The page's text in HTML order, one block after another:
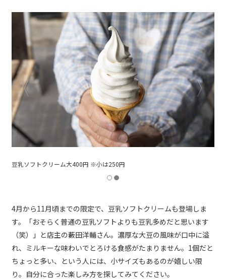
優しい甘さの豆乳おからドーナツ1個120円
4月から11月頃までの限定で、豆乳ソフトクリームも登場しま
す。「おそらく普通の豆乳ソフトよりも豆乳多めだと思います
（笑）」と店主の藪田洋輔さん。濃厚な大豆の風味が口中に溢
れ、ミルキーな味わいでとろける食感がたまりません。1個だと
ちょっと多い、という人には、小サイズもあるのが嬉しい限
り。自分に合った楽しみ方を探してみてください。